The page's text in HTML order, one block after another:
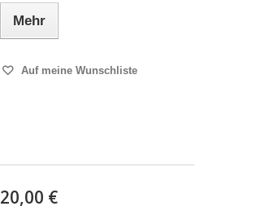
Mehr
Auf meine Wunschliste
20,00 €